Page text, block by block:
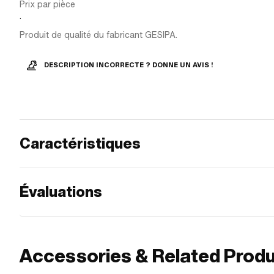
Prix par pièce
.
Produit de qualité du fabricant GESIPA.
DESCRIPTION INCORRECTE ? DONNE UN AVIS !
Caractéristiques
Évaluations
Accessories & Related